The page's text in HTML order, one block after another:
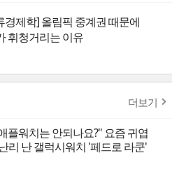
경제학] 올림픽 중계권 때문에
휘청거리는 이유
더보기
플워치는 안되나요?" 요즘 귀엽
리 난 갤럭시워치 '페드로 라쿤'